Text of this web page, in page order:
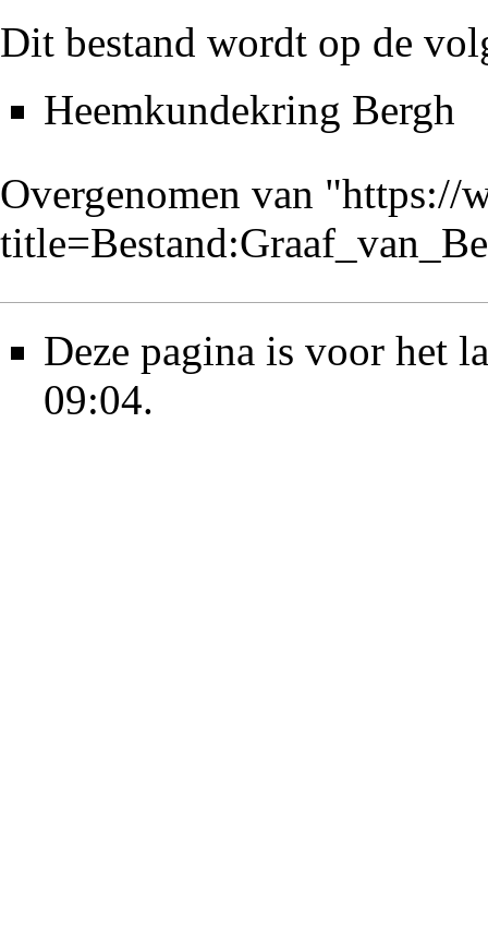
Dit bestand wordt op de
Heemkundekring Bergh
Overgenomen van "https://
Deze pagina is voor het
09:04.